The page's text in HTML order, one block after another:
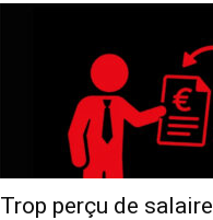
Trop perçu de salaire